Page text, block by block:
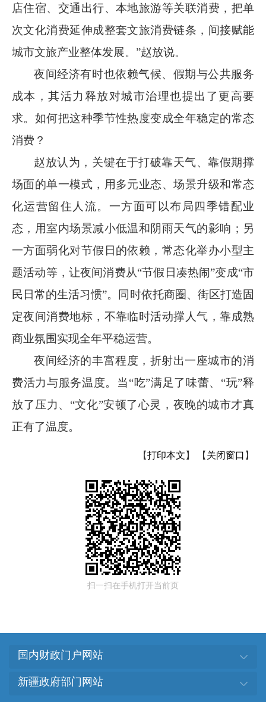
店住宿、交通出行、本地旅游等关联消费，把单
次文化消费延伸成整套文旅消费链条，间接赋能
城市文旅产业整体发展。”赵放说。
夜间经济有时也依赖气候、假期与公共服务
成本，其活力释放对城市治理也提出了更高要
求。如何把这种季节性热度变成全年稳定的常态
消费？
赵放认为，关键在于打破靠天气、靠假期撑
场面的单一模式，用多元业态、场景升级和常态
化运营留住人流。一方面可以布局四季错配业
态，用室内场景减小低温和阴雨天气的影响；另
一方面弱化对节假日的依赖，常态化举办小型主
题活动等，让夜间消费从“节假日凑热闹”变成“市
民日常的生活习惯”。同时依托商圈、街区打造固
定夜间消费地标，不靠临时活动撑人气，靠成熟
商业氛围实现全年平稳运营。
夜间经济的丰富程度，折射出一座城市的消
费活力与服务温度。当“吃”满足了味蕾、“玩”释
放了压力、“文化”安顿了心灵，夜晚的城市才真
正有了温度。
【打印本文 】 【 关闭窗口 】
扫一扫在手机打开当前页
国内财政门户网站
新疆政府部门网站